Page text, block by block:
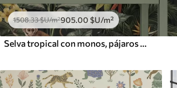
1508.33$U/m²905.00 $U/m²
Selva tropical con monos, pájaros y denso follaje